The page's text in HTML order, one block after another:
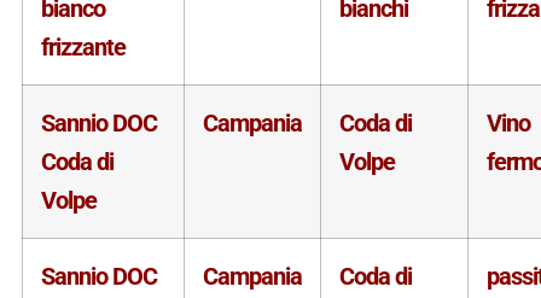
bianco
frizzante
bianchi
Sannio DOC
Coda di
Volpe
Campania
Coda di
Volpe
Vino
Sannio DOC
Campania
Coda di